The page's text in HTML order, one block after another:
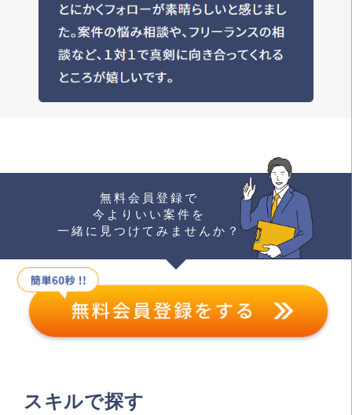
無料会員登録で
今よりいい案件を
一緒に見つけてみませんか？
スキルで探す